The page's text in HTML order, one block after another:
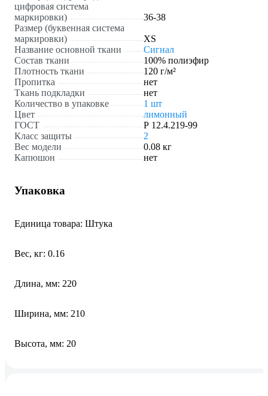
цифровая система
маркировки)
36-38
Размер (буквенная система
маркировки)
XS
Название основной ткани
Сигнал
Состав ткани
100% полиэфир
Плотность ткани
120 г/м²
Пропитка
нет
Ткань подкладки
нет
Количество в упаковке
1 шт
Цвет
лимонный
ГОСТ
Р 12.4.219-99
Класс защиты
2
Вес модели
0.08 кг
Капюшон
нет
Упаковка
Единица товара: Штука
Вес, кг: 0.16
Длина, мм: 220
Ширина, мм: 210
Высота, мм: 20